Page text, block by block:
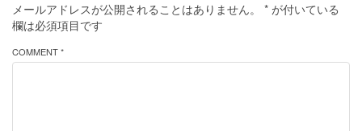
メールアドレスが公開されることはありません。 * が付いている
欄は必須項目です
COMMENT *